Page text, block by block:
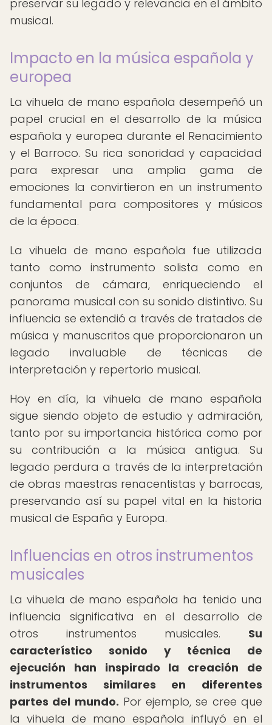
preservar su legado y relevancia en el ámbito
musical.
Impacto en la música española y
europea
La vihuela de mano española desempeñó un
papel crucial en el desarrollo de la música
española y europea durante el Renacimiento
y el Barroco. Su rica sonoridad y capacidad
para expresar una amplia gama de
emociones la convirtieron en un instrumento
fundamental para compositores y músicos
de la época.
La vihuela de mano española fue utilizada
tanto como instrumento solista como en
conjuntos de cámara, enriqueciendo el
panorama musical con su sonido distintivo. Su
influencia se extendió a través de tratados de
música y manuscritos que proporcionaron un
legado invaluable de técnicas de
interpretación y repertorio musical.
Hoy en día, la vihuela de mano española
sigue siendo objeto de estudio y admiración,
tanto por su importancia histórica como por
su contribución a la música antigua. Su
legado perdura a través de la interpretación
de obras maestras renacentistas y barrocas,
preservando así su papel vital en la historia
musical de España y Europa.
Influencias en otros instrumentos
musicales
La vihuela de mano española ha tenido una
influencia significativa en el desarrollo de
otros instrumentos musicales. Su
característico sonido y técnica de
ejecución han inspirado la creación de
instrumentos similares en diferentes
partes del mundo. Por ejemplo, se cree que
la vihuela de mano española influyó en el